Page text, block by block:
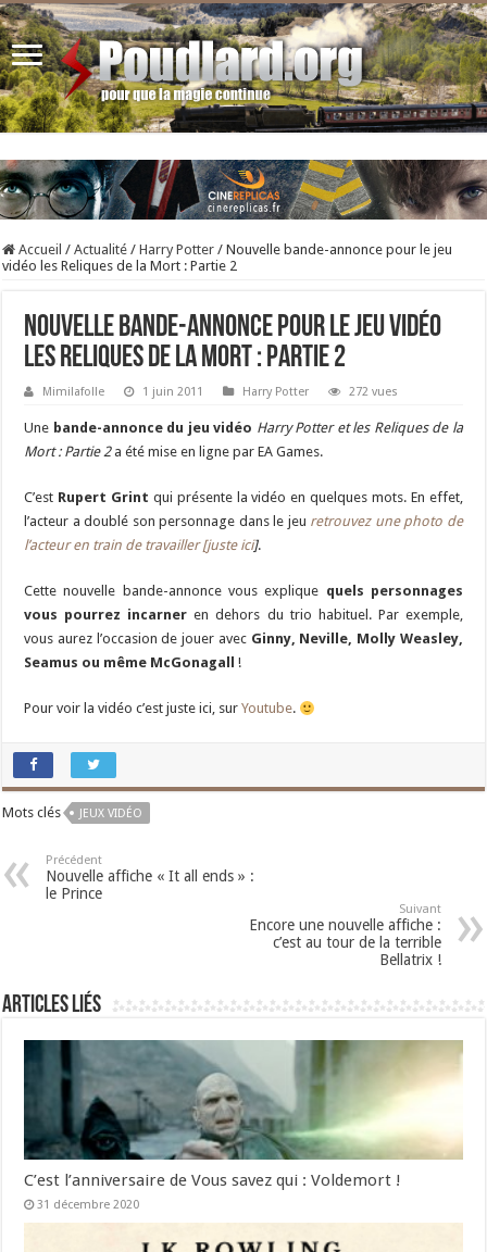
Accueil / Actualité / Harry Potter / Nouvelle bande-annonce pour le jeu
vidéo les Reliques de la Mort : Partie 2
Nouvelle bande-annonce pour le jeu vidéo
les Reliques de la Mort : Partie 2
Mimilafolle 1 juin 2011 Harry Potter 272 vues
Une bande-annonce du jeu vidéo Harry Potter et les Reliques de la
Mort : Partie 2a été mise en ligne par EA Games.
C’est Rupert Grint qui présente la vidéo en quelques mots. En effet,
l’acteur a doublé son personnage dans le jeu retrouvez une photo de
l’acteur en train de travailler [juste ici].
Cette nouvelle bande-annonce vous explique quels personnages
vous pourrez incarner en dehors du trio habituel. Par exemple,
vous aurez l’occasion de jouer avec Ginny, Neville, Molly Weasley,
Seamus ou même McGonagall
!
Pour voir la vidéo c’est juste ici, surYoutube.
Mots clés JEUX VIDÉO
Précédent
Nouvelle affiche « It all ends » :
le Prince
Suivant
Encore une nouvelle affiche :
c’est au tour de la terrible
Bellatrix !
Articles liés
C’est l’anniversaire de Vous savez qui : Voldemort !
31 décembre 2020